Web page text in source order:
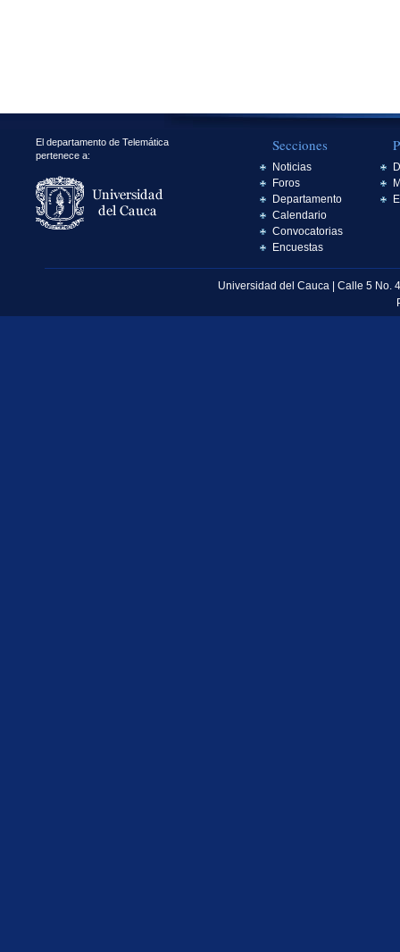
El departamento de Telemática
pertenece a:
Secciones
Noticias
Foros
Departamento
Calendario
Convocatorias
Encuestas
Universidad del Cauca | Calle 5 No.